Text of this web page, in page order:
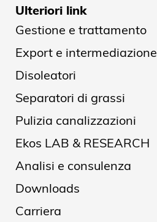
Ulteriori link
Gestione e trattamento
Export e intermediazione
Disoleatori
Separatori di grassi
Pulizia canalizzazioni
Ekos LAB & RESEARCH
Analisi e consulenza
Downloads
Carriera